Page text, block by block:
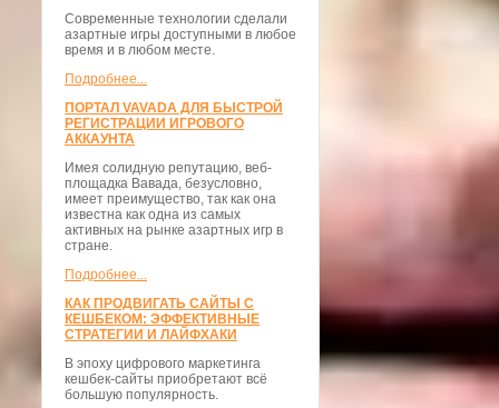
Современные технологии сделали
азартные игры доступными в любое
время и в любом месте.
Подробнее...
ПОРТАЛ VAVADA ДЛЯ БЫСТРОЙ
РЕГИСТРАЦИИ ИГРОВОГО
АККАУНТА
Имея солидную репутацию, веб-
площадка Вавада, безусловно,
имеет преимущество, так как она
известна как одна из самых
активных на рынке азартных игр в
стране.
Подробнее...
КАК ПРОДВИГАТЬ САЙТЫ С
КЕШБЕКОМ: ЭФФЕКТИВНЫЕ
СТРАТЕГИИ И ЛАЙФХАКИ
В эпоху цифрового маркетинга
кешбек-сайты приобретают всё
большую популярность.